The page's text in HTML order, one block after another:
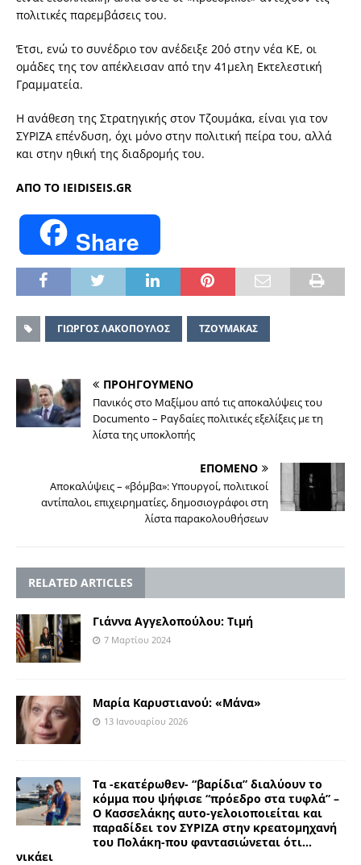
πολιτικές παρεμβάσεις του.
Έτσι, ενώ το συνέδριο τον ανέδειξε 20ό στην νέα ΚΕ, οι
ομάδες της τον απέκλεισαν από την 41μελη Εκτελεστική
Γραμματεία.
Η ανάθεση της Στρατηγικής στον Τζουμάκα, είναι για τον
ΣΥΡΙΖΑ επένδυση, όχι μόνο στην πολιτική πείρα του, αλλά
και στην ηθική της διαδρομής του.
ΑΠΟ ΤΟ ΙΕΙDISEIS.GR
Share
ΓΙΩΡΓΟΣ ΛΑΚΟΠΟΥΛΟΣ ΤΖΟΥΜΑΚΑΣ
ΠΡΟΗΓΟΥΜΕΝΟ
Πανικός στο Μαξίμου από τις αποκαλύψεις του
Documento – Ραγδαίες πολιτικές εξελίξεις με τη
λίστα της υποκλοπής
ΕΠΟΜΕΝΟ
Αποκαλύψεις – «βόμβα»: Υπουργοί, πολιτικοί
αντίπαλοι, επιχειρηματίες, δημοσιογράφοι στη
λίστα παρακολουθήσεων
RELATED ARTICLES
Γιάννα Αγγελοπούλου: Τιμή
7 Μαρτίου 2024
Μαρία Καρυστιανού: «Μάνα»
13 Ιανουαρίου 2026
Τα -εκατέρωθεν- “βαρίδια” διαλύουν το
κόμμα που ψήφισε “πρόεδρο στα τυφλά” –
Ο Κασσελάκης αυτο-γελοιοποιείται και
παραδίδει τον ΣΥΡΙΖΑ στην κρεατομηχανή
του Πολάκη-που φαντασιώνεται ότι…
νικάει